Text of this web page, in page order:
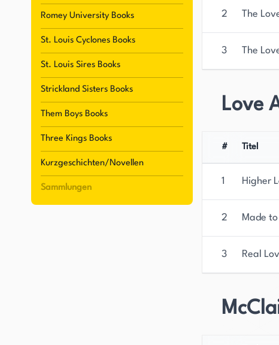
ihr Bemühen, schwarze Liebe auf positive Weise
Anhängerschaft unter Leser*innen eingebracht.
House ist auf Social Media aktiv und genießt den
Liebesromane ein und ist bestrebt, Geschichten
schwarzer Liebe widerspiegeln. Durch ihr
finden.
Romey University Books
St. Louis Cyclones Books
St. Louis Sires Books
Strickland Sisters Books
Them Boys Books
Three Kings Books
Kurzgeschichten/Novellen
Sammlungen
2 The
3 The
Love
# Titel
1 Higher
2 Made
3 Real